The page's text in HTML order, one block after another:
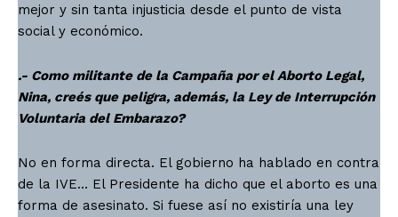
mejor y sin tanta injusticia desde el punto de vista
social y económico.
.- Como militante de la Campaña por el Aborto Legal,
Nina, creés que peligra, además, la Ley de Interrupción
Voluntaria del Embarazo?
No en forma directa. El gobierno ha hablado en contra
de la IVE… El Presidente ha dicho que el aborto es una
forma de asesinato. Si fuese así no existiría una ley